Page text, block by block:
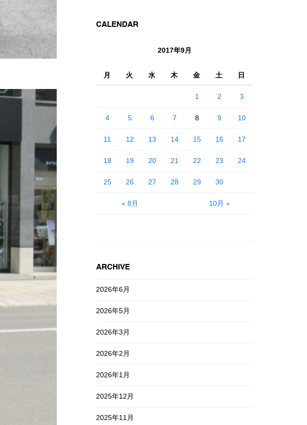
CALENDAR
2017年9月
月 火 水 木 金 土 日
« 8月 10月 »
1 2 3
4 5 6 7 8 9 10
11 12 13 14 15 16 17
18 19 20 21 22 23 24
25 26 27 28 29 30
ARCHIVE
2026年6月
2026年5月
2026年3月
2026年2月
2026年1月
2025年12月
2025年11月